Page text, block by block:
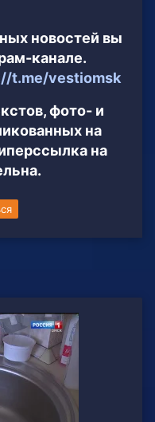
новостей вы
канале.
t.me/vestiomsk
фото- и
на
на